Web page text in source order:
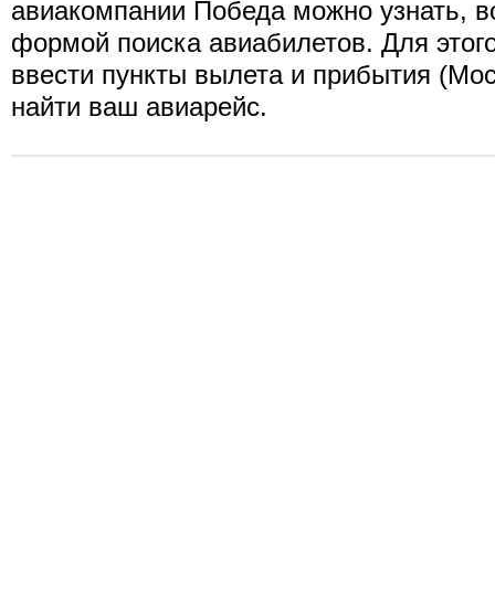
авиакомпании Победа можно узнать,
формой поиска авиабилетов. Для
ввести пункты вылета и прибытия
найти ваш авиарейс.